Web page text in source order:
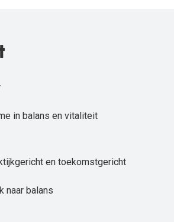
in balans en vitaliteit
en toekomstgericht
naar balans